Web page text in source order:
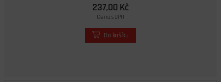
237,00 Kč
Cena s DPH
Do košíku